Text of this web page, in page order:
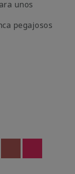
unos
pegajosos